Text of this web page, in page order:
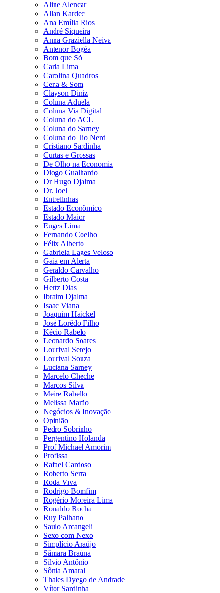
Aline Alencar
Allan Kardec
Ana Emília Rios
André Siqueira
Anna Graziella Neiva
Antenor Bogéa
Bom que Só
Carla Lima
Carolina Quadros
Cena & Som
Clayson Diniz
Coluna Aduela
Coluna Via Digital
Coluna do ACL
Coluna do Sarney
Coluna do Tio Nerd
Cristiano Sardinha
Curtas e Grossas
De Olho na Economia
Diogo Gualhardo
Dr Hugo Djalma
Dr. Joel
Entrelinhas
Estado Econômico
Estado Maior
Euges Lima
Fernando Coelho
Félix Alberto
Gabriela Lages Veloso
Gaia em Alerta
Geraldo Carvalho
Gilberto Costa
Hertz Dias
Ibraim Djalma
Isaac Viana
Joaquim Haickel
José Lorêdo Filho
Kécio Rabelo
Leonardo Soares
Lourival Serejo
Lourival Souza
Luciana Sarney
Marcelo Cheche
Marcos Silva
Meire Rabello
Melissa Marão
Negócios & Inovação
Opinião
Pedro Sobrinho
Pergentino Holanda
Prof Michael Amorim
Profissa
Rafael Cardoso
Roberto Serra
Roda Viva
Rodrigo Bomfim
Rogério Moreira Lima
Ronaldo Rocha
Ruy Palhano
Saulo Arcangeli
Sexo com Nexo
Simplício Araújo
Sâmara Braúna
Sílvio Antônio
Sônia Amaral
Thales Dyego de Andrade
Vítor Sardinha